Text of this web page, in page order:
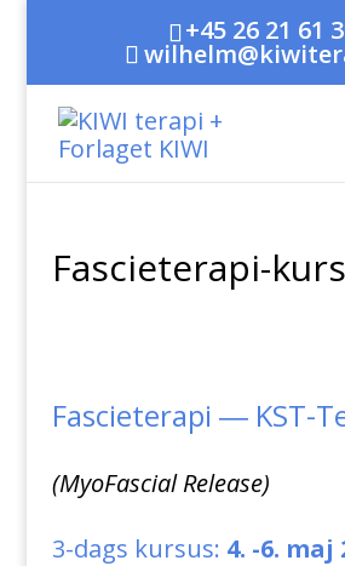
+45 26 21 61
Fascieterapi-
Fascieterapi ― KST-
(MyoFascial Release)
3-dags kursus: 4. -6. maj